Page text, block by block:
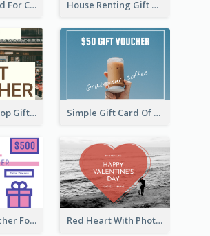
Clear Gift Card For Clothing And Shoes House Renting Gift Card
Clear Tuck Shop Gift Card Simple Gift Card Of Drinks
Cute Gift Voucher For Your Date Design Ideas Red Heart With Photo Valentines Day Gift Card